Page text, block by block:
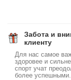
Забота и
клиенту
Для нас самое
здоровее и
спорт учат
более